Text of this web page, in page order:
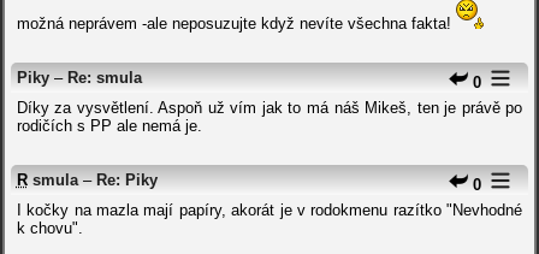
možná neprávem -ale neposuzujte když nevíte všechna fakta!
0
Piky – Re: smula
Díky za vysvětlení. Aspoň už vím jak to má náš Mikeš, ten je právě po
rodičích s PP ale nemá je.
0
R smula – Re: Piky
I kočky na mazla mají papíry, akorát je v rodokmenu razítko "Nevhodné
k chovu".